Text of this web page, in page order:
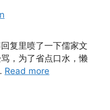
复里喷了一下儒家文
，为了省点口水，懒
Read more